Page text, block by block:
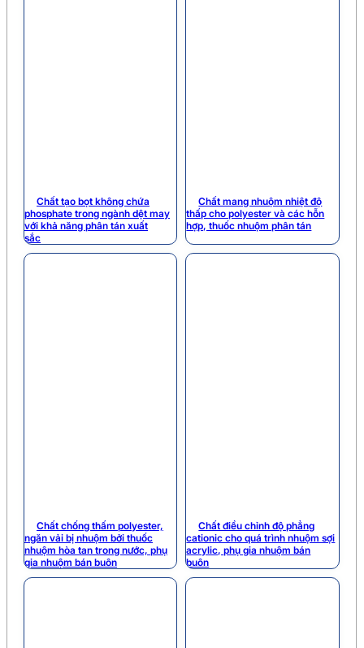
Chất tạo bọt không chứa
phosphate trong ngành dệt may
với khả năng phân tán xuất
sắc
Chất mang nhuộm nhiệt độ
thấp cho polyester và các hỗn
hợp, thuốc nhuộm phân tán
Chất chống thấm polyester,
ngăn vải bị nhuộm bởi thuốc
nhuộm hòa tan trong nước, phụ
gia nhuộm bán buôn
Chất điều chỉnh độ phẳng
cationic cho quá trình nhuộm sợi
acrylic, phụ gia nhuộm bán
buôn